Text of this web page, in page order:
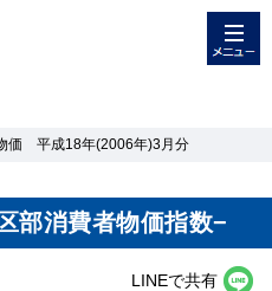
価 平成18年(2006年)3月分
部消費者物価指数−
LINEで共有